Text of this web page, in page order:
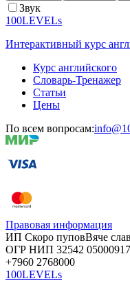
Звук
100LEVELs
Интерактивный курс
Курс английского
Словарь-Тренажер
Статьи
Цены
По всем вопросам:
Правовая информация
ИП Скоро пуповВяче слав
ОГР НИП 32542 05000
+7960 2768000
100LEVELs